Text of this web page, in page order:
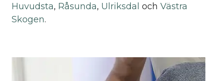
Huvudsta, Råsunda, Ulriksdal och Västra
Skogen.